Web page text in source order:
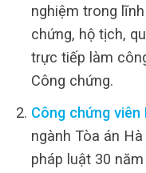
nghiệm trong
chứng, hộ tịch,
trực tiếp làm
Công chứng.
Công chứng viên
ngành Tòa án
pháp luật 30